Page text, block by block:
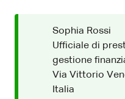
Sophia Rossi
Ufficiale di
gestione
Via Vittorio
Italia